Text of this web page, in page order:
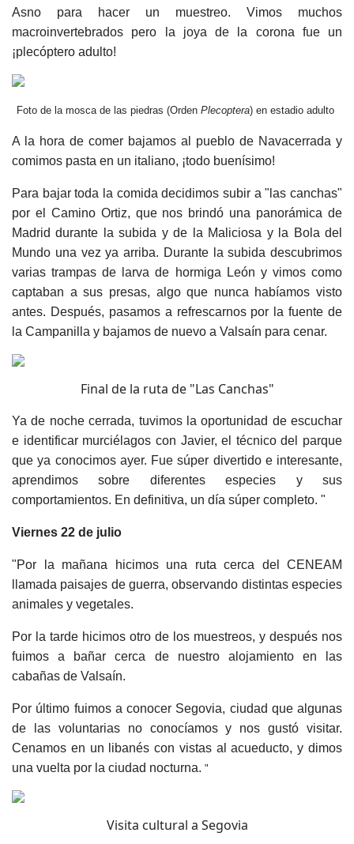
Asno para hacer un muestreo. Vimos muchos
macroinvertebrados pero la joya de la corona fue un
¡plecóptero adulto!
Foto de la mosca de las piedras (Orden Plecoptera) en estadio adulto
A la hora de comer bajamos al pueblo de Navacerrada y
comimos pasta en un italiano, ¡todo buenísimo!
Para bajar toda la comida decidimos subir a "las canchas"
por el Camino Ortiz, que nos brindó una panorámica de
Madrid durante la subida y de la Maliciosa y la Bola del
Mundo una vez ya arriba. Durante la subida descubrimos
varias trampas de larva de hormiga León y vimos como
captaban a sus presas, algo que nunca habíamos visto
antes. Después, pasamos a refrescarnos por la fuente de
la Campanilla y bajamos de nuevo a Valsaín para cenar.
Final de la ruta de "Las Canchas"
Ya de noche cerrada, tuvimos la oportunidad de escuchar
e identificar murciélagos con Javier, el técnico del parque
que ya conocimos ayer. Fue súper divertido e interesante,
aprendimos sobre diferentes especies y sus
comportamientos. En definitiva, un día súper completo. "
Viernes 22 de julio
"Por la mañana hicimos una ruta cerca del CENEAM
llamada paisajes de guerra, observando distintas especies
animales y vegetales.
Por la tarde hicimos otro de los muestreos, y después nos
fuimos a bañar cerca de nuestro alojamiento en las
cabañas de Valsaín.
Por último fuimos a conocer Segovia, ciudad que algunas
de las voluntarias no conocíamos y nos gustó visitar.
Cenamos en un libanés con vistas al acueducto, y dimos
una vuelta por la ciudad nocturna. "
Visita cultural a Segovia